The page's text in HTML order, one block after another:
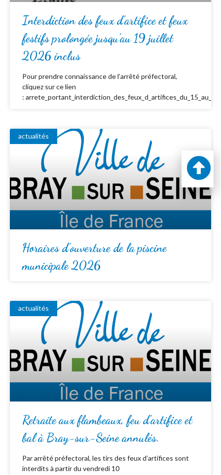
Interdiction des feux d’artifice et feux
festifs prolongée jusqu’au 19 juillet
2026 inclus
Pour prendre connaissance de l’arrêté préfectoral,
cliquez sur ce lien
:
actualités
Horaires d’ouverture de la piscine
municipale 2026
actualités
Retraite aux flambeaux, feu d’artifice et
bal à Bray-sur-Seine annulés.
Par arrêté préfectoral, les tirs des feux d’artifices sont
interdits à partir du vendredi 10